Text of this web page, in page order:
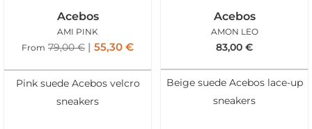
Acebos
AMI PINK
From 79,00€ 55,30 €
Pink suede Acebos velcro
sneakers
Acebos
AMON LEO
83,00 €
Beige suede Acebos lace-up
sneakers